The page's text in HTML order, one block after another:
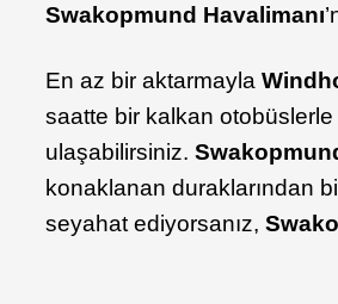
Swakopmund Havalimanı
En az bir aktarmayla
saatte bir kalkan
ulaşabilirsiniz.
konaklanan duraklarından
seyahat ediyorsanız,